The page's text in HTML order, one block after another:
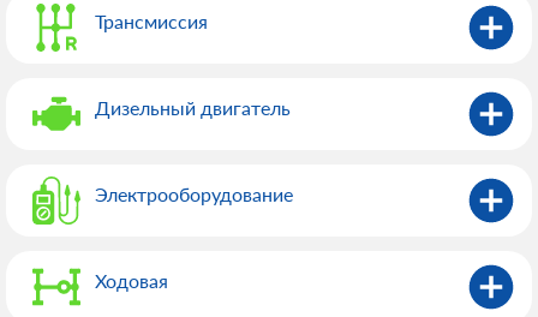
Трансмиссия
Дизельный двигатель
Электрооборудованиe
Ходовая